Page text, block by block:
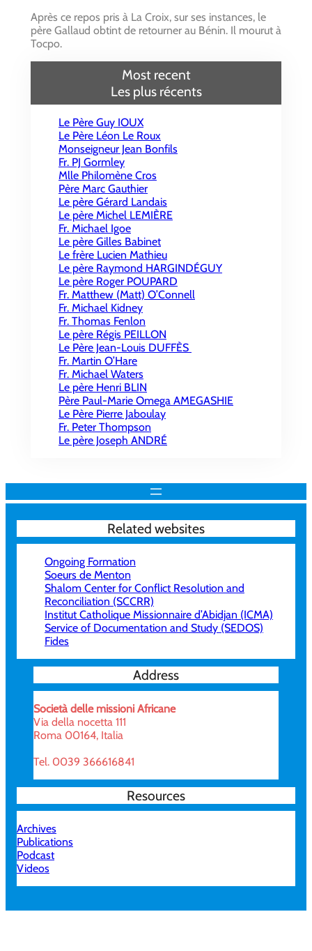
Après ce repos pris à La Croix, sur ses instances, le
père Gallaud obtint de retourner au Bénin. Il mourut à
Tocpo.
Most recent
Les plus récents
Le Père Guy IOUX
Le Père Léon Le Roux
Monseigneur Jean Bonfils
Fr. PJ Gormley
Mlle Philomène Cros
Père Marc Gauthier
Le père Gérard Landais
Le père Michel LEMIÈRE
Fr. Michael Igoe
Le père Gilles Babinet
Le frère Lucien Mathieu
Le père Raymond HARGINDÉGUY
Le père Roger POUPARD
Fr. Matthew (Matt) O’Connell
Fr. Michael Kidney
Fr. Thomas Fenlon
Le père Régis PEILLON
Le Père Jean-Louis DUFFÈS
Fr. Martin O’Hare
Fr. Michael Waters
Le père Henri BLIN
Père Paul-Marie Omega AMEGASHIE
Le Père Pierre Jaboulay
Fr. Peter Thompson
Le père Joseph ANDRÉ
Related websites
Ongoing Formation
Soeurs de Menton
Shalom Center for Conflict Resolution and
Reconciliation (SCCRR)
Institut Catholique Missionnaire d’Abidjan (ICMA)
Service of Documentation and Study (SEDOS)
Fides
Address
Società delle missioni Africane
Via della nocetta 111
Roma 00164, Italia
Tel. 0039 366616841
Resources
Archives
Publications
Podcast
Videos